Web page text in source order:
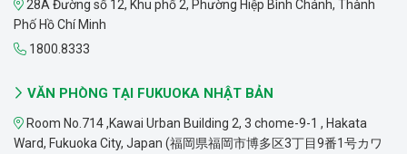
28A Đường số 12, Khu phố 2, Phường Hiệp Bình Chánh, Thành
Phố Hồ Chí Minh
1800.8333
VĂN PHÒNG TẠI FUKUOKA NHẬT BẢN
Room No.714 ,Kawai Urban Building 2, 3 chome-9-1 , Hakata
Ward, Fukuoka City, Japan (福岡県福岡市博多区3丁目9番1号カワ